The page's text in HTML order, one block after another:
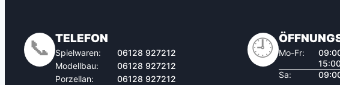
📞 TELEFON
Spielwaren:
06128 927212
Modellbau:
06128 927212
Porzellan:
06128 927212
🕘 Mo-Fr:
Sa: